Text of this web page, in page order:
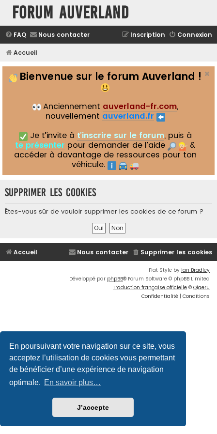
En poursuivant votre navigation sur ce site, vous
acceptez l’utilisation de cookies vous permettant
de bénéficier d’une expérience de navigation
optimale. En savoir plus…
J’accepte
Forum Auverland
FAQ Nous contacter Connexion
Inscription
Accueil
Bienvenue sur le forum Auverland !
Anciennement auverland-fr.com,
nouvellement auverland.fr
Je t’invite à t’inscrire sur le forum, puis à
te présenter pour demander de l’aide
&
accéder à davantage de ressources pour ton
véhicule.
Supprimer les cookies
Êtes-vous sûr de vouloir supprimer les cookies de ce forum ?
Accueil Supprimer les cookies
Nous contacter
Flat Style by Ian Bradley
Développé par phpBB® Forum Software © phpBB Limited
Traduction française officielle © Qiaeru
Confidentialité | Conditions